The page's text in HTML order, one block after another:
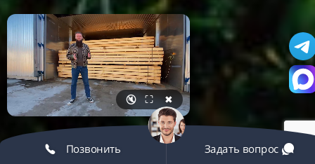
🔇 ⛶ ✖
Позвонить Задать вопрос